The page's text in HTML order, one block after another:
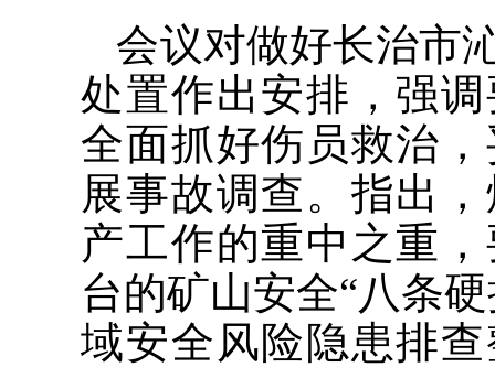
会议对做好长治市
处置作出安排，强
全面抓好伤员救治
展事故调查。指出
产工作的重中之重
台的矿山安全“八条
域安全风险隐患排